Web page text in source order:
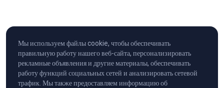
Мы используем файлы cookie, чтобы обеспечивать
правильную работу нашего веб-сайта, персонализировать
рекламные объявления и другие материалы, обеспечивать
работу функций социальных сетей и анализировать сетевой
трафик. Мы также предоставляем информацию об